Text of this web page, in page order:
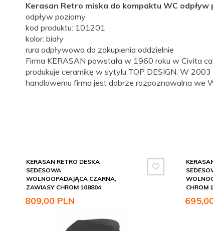
Kerasan Retro miska do kompaktu WC odpływ
odpływ poziomy
kod produktu: 101201
kolor: biały
rura odpływowa do zakupienia oddzielnie
Firma KERASAN powstała w 1960 roku w Civita
produkuje ceramikę w sytylu TOP DESIGN. W
handlowemu firma jest dobrze rozpoznawalna we
KERASAN RETRO DESKA
SEDESOWA
WOLNOOPADAJĄCA CZARNA,
ZAWIASY CHROM 108804
809,00 PLN
CHROM
695,